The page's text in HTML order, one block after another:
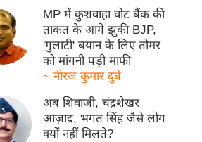
MP में कुशवाहा वोट बैंक की
ताकत के आगे झुकी BJP,
'गुलाटी' बयान के लिए तोमर
को मांगनी पड़ी माफी
~ नीरज कुमार दुबे
अब शिवाजी, चंद्रशेखर
आज़ाद, भगत सिंह जैसे लोग
क्यों नहीं मिलते?